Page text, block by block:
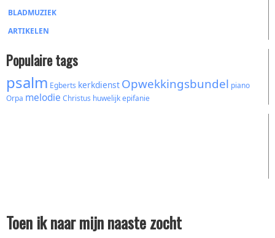
BLADMUZIEK
ARTIKELEN
Populaire tags
psalm Egberts kerkdienst Opwekkingsbundel piano
Orpa melodie Christus huwelijkepifanie
Toen ik naar mijn naaste zocht